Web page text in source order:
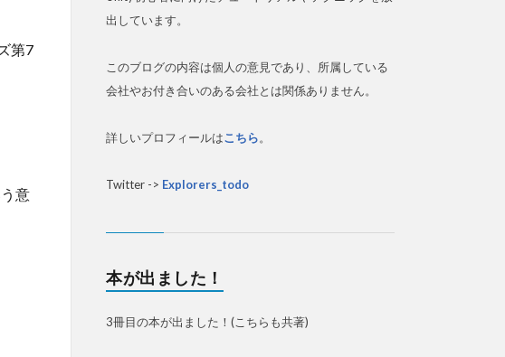
第7
意
出しています。
このブログの内容は個人の意見であり、所属している
会社やお付き合いのある会社とは関係ありません。
詳しいプロフィールはこちら。
Twitter -> Explorers_todo
本が出ました！
3冊目の本が出ました！(こちらも共著)